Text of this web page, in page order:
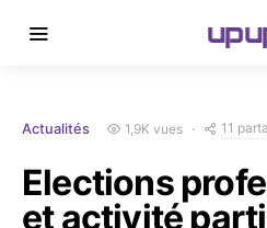
Actualités 1,9K vues 11
Elections
et activité